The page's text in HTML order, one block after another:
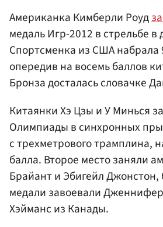
Американка Кимберли Роуд
медаль Игр-2012 в стрельбе
Спортсменка из США набрала
опередив на восемь баллов
Бронза досталась словачке
Китаянки Хэ Цзы и У Минься
Олимпиады в синхронных
с трехметрового трамплина,
балла. Второе место заняли
Брайант и Эбигейл
медали завоевали
Хэйманс из Канады.